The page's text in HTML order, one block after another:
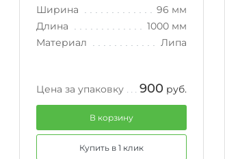
Ширина
96 мм
Длина
1000 мм
Материал
Липа
Цена за упаковку 900 руб.
В корзину
Купить в 1 клик